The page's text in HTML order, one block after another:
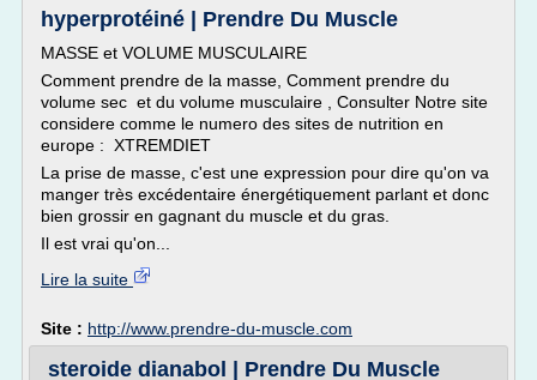
hyperprotéiné | Prendre Du Muscle
MASSE et VOLUME MUSCULAIRE
Comment prendre de la masse, Comment prendre du
volume sec et du volume musculaire , Consulter Notre site
considere comme le numero des sites de nutrition en
europe : XTREMDIET
La prise de masse, c'est une expression pour dire qu'on va
manger très excédentaire énergétiquement parlant et donc
bien grossir en gagnant du muscle et du gras.
Il est vrai qu'on...
Lire la suite
Site : http://www.prendre-du-muscle.com
steroide dianabol | Prendre Du Muscle